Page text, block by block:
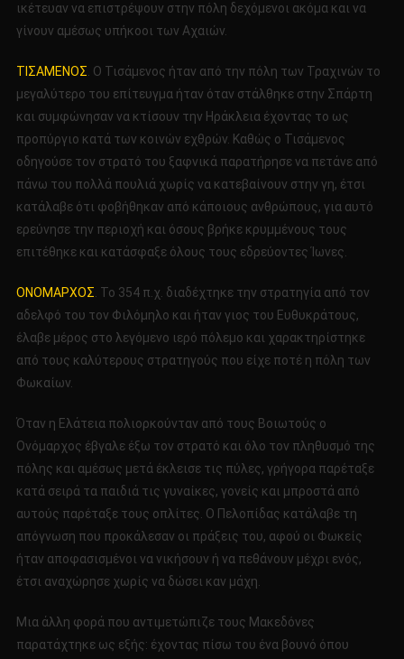
ικέτευαν να επιστρέψουν στην πόλη δεχόμενοι ακόμα και να
γίνουν αμέσως υπήκοοι των Αχαιών.
ΤΙΣΑΜΕΝΟΣ . Ο Τισάμενος ήταν από την πόλη των Τραχινών το
μεγαλύτερο του επίτευγμα ήταν όταν στάλθηκε στην Σπάρτη
και συμφώνησαν να κτίσουν την Ηράκλεια έχοντας το ως
προπύργιο κατά των κοινών εχθρών. Καθώς ο Τισάμενος
οδηγούσε τον στρατό του ξαφνικά παρατήρησε να πετάνε από
πάνω του πολλά πουλιά χωρίς να κατεβαίνουν στην γη, έτσι
κατάλαβε ότι φοβήθηκαν από κάποιους ανθρώπους, για αυτό
ερεύνησε την περιοχή και όσους βρήκε κρυμμένους τους
επιτέθηκε και κατάσφαξε όλους τους εδρεύοντες Ίωνες.
ΟΝΟΜΑΡΧΟΣ . Το 354 π.χ. διαδέχτηκε την στρατηγία από τον
αδελφό του τον Φιλόμηλο και ήταν γιος του Ευθυκράτους,
έλαβε μέρος στο λεγόμενο ιερό πόλεμο και χαρακτηρίστηκε
από τους καλύτερους στρατηγούς που είχε ποτέ η πόλη των
Φωκαίων.
Όταν η Ελάτεια πολιορκούνταν από τους Βοιωτούς ο
Ονόμαρχος έβγαλε έξω τον στρατό και όλο τον πληθυσμό της
πόλης και αμέσως μετά έκλεισε τις πύλες, γρήγορα παρέταξε
κατά σειρά τα παιδιά τις γυναίκες, γονείς και μπροστά από
αυτούς παρέταξε τους οπλίτες. Ο Πελοπίδας κατάλαβε τη
απόγνωση που προκάλεσαν οι πράξεις του, αφού οι Φωκείς
ήταν αποφασισμένοι να νικήσουν ή να πεθάνουν μέχρι ενός,
έτσι αναχώρησε χωρίς να δώσει καν μάχη.
Μια άλλη φορά που αντιμετώπιζε τους Μακεδόνες
παρατάχτηκε ως εξής: έχοντας πίσω του ένα βουνό όπου